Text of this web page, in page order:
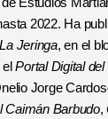
2022. Ha
La Jeringa, en el
elPortal Digital
Jorge
Caimán Barbudo,